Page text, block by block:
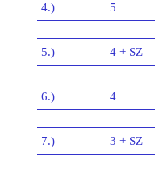
4.) 5
5.) 4 + SZ
6.) 4
7.) 3 + SZ